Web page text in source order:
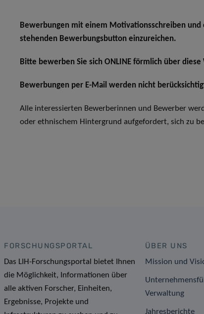
Bewerbungen mit einem Motivationsschreiben
stehenden Bewerbungsbutton einzureichen.
Bitte bewerben Sie sich ONLINE förmlich über diese
Bewerbungen per E-Mail werden nicht
Alle interessierten Bewerberinnen und Bewerber
oder ethnischem Hintergrund aufgefordert, sich zu
FORSCHUNGSPORTAL
Das LIH-Forschungsportal bietet Ihnen
die Möglichkeit, Informationen über
alle aktiven Forscher, Einheiten,
Ergebnisse, Projekte und
ÜBER UNS
Mission und
Verwaltung
Jahresberichte